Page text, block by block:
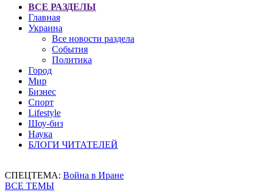
ВСЕ РАЗДЕЛЫ
Главная
Украина
Все новости раздела
События
Политика
Город
Мир
Бизнес
Спорт
Lifestyle
Шоу-биз
Наука
БЛОГИ ЧИТАТЕЛЕЙ
СПЕЦТЕМА: Война в Иране
ВСЕ ТЕМЫ